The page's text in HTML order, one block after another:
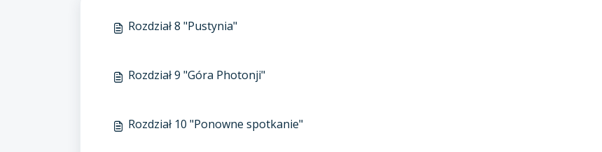
Rozdział 8 "Pustynia"
Rozdział 9 "Góra Photonji"
Rozdział 10 "Ponowne spotkanie"